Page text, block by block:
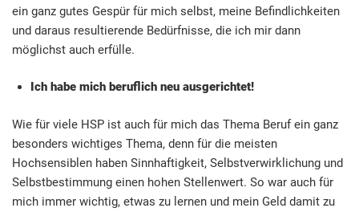
ein ganz gutes Gespür für mich selbst, meine Befindlichkeiten
und daraus resultierende Bedürfnisse, die ich mir dann
möglichst auch erfülle.
Ich habe mich beruflich neu ausgerichtet!
Wie für viele HSP ist auch für mich das Thema Beruf ein ganz
besonders wichtiges Thema, denn für die meisten
Hochsensiblen haben Sinnhaftigkeit, Selbstverwirklichung und
Selbstbestimmung einen hohen Stellenwert. So war auch für
mich immer wichtig, etwas zu lernen und mein Geld damit zu